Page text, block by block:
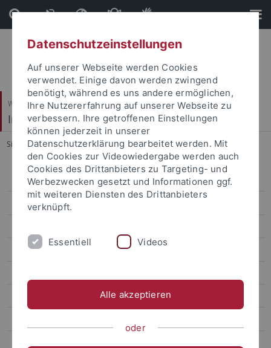
Direkt
zum
Inhalt
Direkt
zur
Fußleiste
Wirtschafts- und Sozialwissenschaftliche Fakultät
Institut für Sportwissenschaft
Sie sind hier: Startseite ... 013_Hochschultag Leichtathletik
001_Gastvorträge Thomas Downward
002_CHE_Ranking_2015
004_gastvortrag_daniel
Datenschutzeinstellungen
Auf unserer Webseite werden Cookies
verwendet. Einige davon werden zwingend
benötigt, während es uns andere ermöglichen,
Ihre Nutzererfahrung auf unserer Webseite zu
verbessern. Ihre getroffenen Einstellungen
können jederzeit in unserer
Datenschutzerklärung bearbeitet werden. Mit
den Cookies zur Videowiedergabe werden auch
Cookies des Drittanbieters zu Targeting- und
Werbezwecken gesetzt und Informationen ggf.
mit weiteren Diensten des Drittanbieters
verknüpft.
Essentiell Videos
Alle akzeptieren
oder